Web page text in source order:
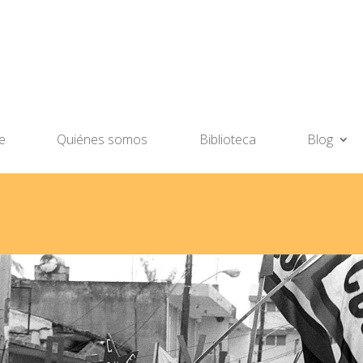
Quiénes somos Biblioteca Blog